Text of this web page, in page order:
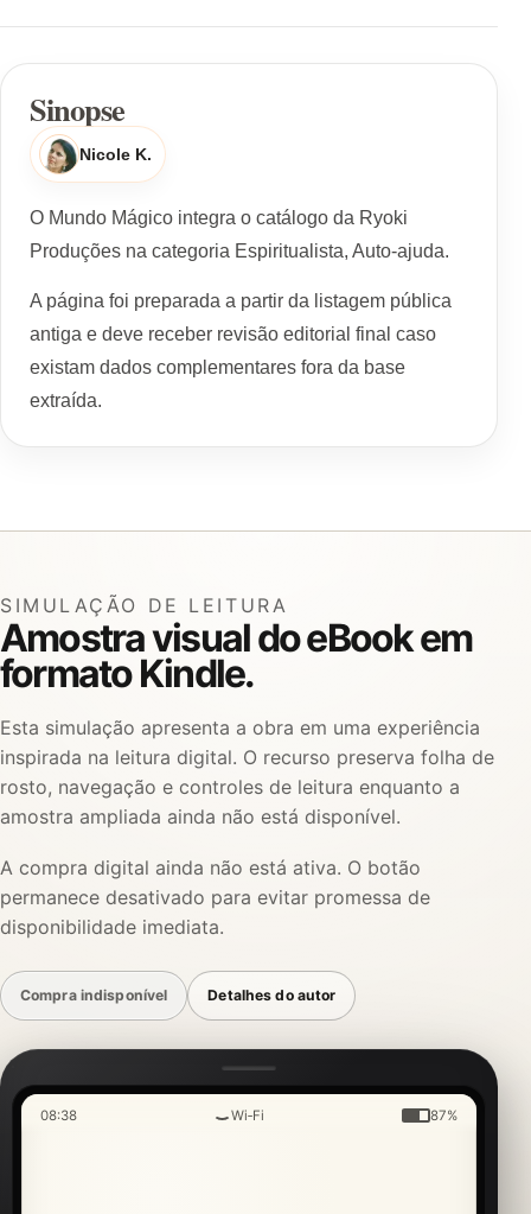
Sinopse
Nicole K.
O Mundo Mágico integra o catálogo da Ryoki
Produções na categoria Espiritualista, Auto-ajuda.
A página foi preparada a partir da listagem pública
antiga e deve receber revisão editorial final caso
existam dados complementares fora da base
extraída.
08:38 Wi‑Fi 87%
SIMULAÇÃO DE LEITURA
Amostra visual do eBook em
formato Kindle.
Esta simulação apresenta a obra em uma experiência
inspirada na leitura digital. O recurso preserva folha de
rosto, navegação e controles de leitura enquanto a
amostra ampliada ainda não está disponível.
A compra digital ainda não está ativa. O botão
permanece desativado para evitar promessa de
disponibilidade imediata.
Compra indisponível Detalhes do autor